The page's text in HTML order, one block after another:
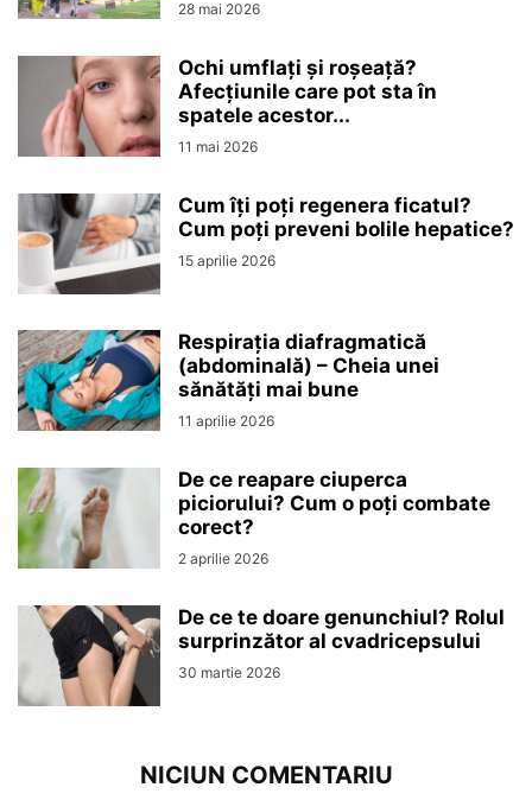
28 mai 2026
Ochi umflați și roșeață?
Afecțiunile care pot sta în
spatele acestor...
11 mai 2026
Cum îți poți regenera ficatul?
Cum poți preveni bolile hepatice?
15 aprilie 2026
Respirația diafragmatică
(abdominală) – Cheia unei
sănătăți mai bune
11 aprilie 2026
De ce reapare ciuperca
piciorului? Cum o poți combate
corect?
2 aprilie 2026
De ce te doare genunchiul? Rolul
surprinzător al cvadricepsului
30 martie 2026
NICIUN COMENTARIU